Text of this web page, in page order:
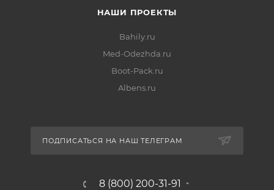
НАШИ ПРОЕКТЫ
Bahily.ru
Med-Odezhda.ru
Boot-Pack.ru
Albens.ru
ПОДПИСАТЬСЯ НА НАШ ТЕЛЕГРАМ
8 (800) 200-31-91